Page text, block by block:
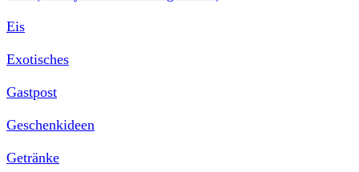
Eis
Exotisches
Gastpost
Geschenkideen
Getränke